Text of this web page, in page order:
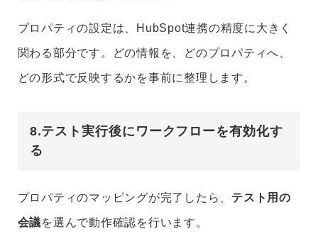
プロパティの設定は、HubSpot連携の精度に大きく
関わる部分です。どの情報を、どのプロパティへ、
どの形式で反映するかを事前に整理します。
8.テスト実行後にワークフローを有効化す
る
プロパティのマッピングが完了したら、 テスト用の
会議を選んで動作確認を行います。